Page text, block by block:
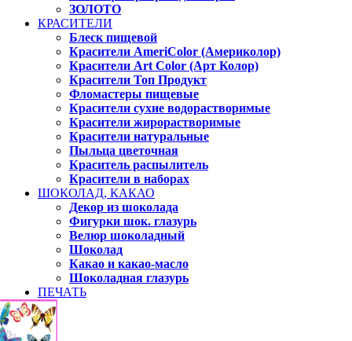
ЗОЛОТО
КРАСИТЕЛИ
Блеск пищевой
Красители AmeriColor (Америколор)
Красители Art Color (Арт Колор)
Красители Топ Продукт
Фломастеры пищевые
Красители сухие водорастворимые
Красители жирорастворимые
Красители натуральные
Пыльца цветочная
Краситель распылитель
Красители в наборах
ШОКОЛАД, КАКАО
Декор из шоколада
Фигурки шок. глазурь
Велюр шоколадный
Шоколад
Какао и какао-масло
Шоколадная глазурь
ПЕЧАТЬ